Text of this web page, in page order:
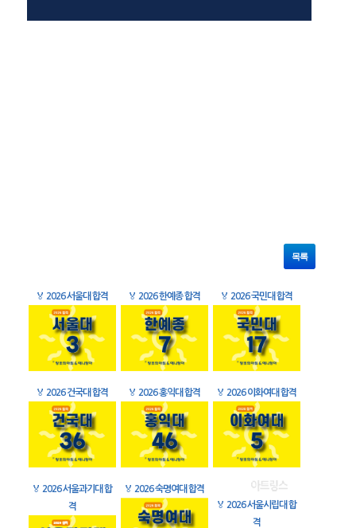
목록
🏅 2026 서울대 합격 🏅 2026 한예종 합격 🏅 2026 국민대 합격
🏅 2026 건국대 합격 🏅 2026 홍익대 합격 🏅 2026 이화여대 합격
🏅 2026 서울과기대 합
격
🏅 2026 숙명여대 합격
🏅 2026 서울시립대 합
격